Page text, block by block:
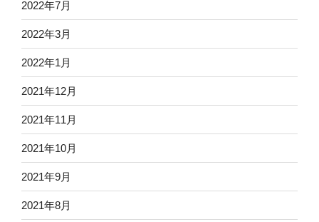
2022年7月
2022年3月
2022年1月
2021年12月
2021年11月
2021年10月
2021年9月
2021年8月